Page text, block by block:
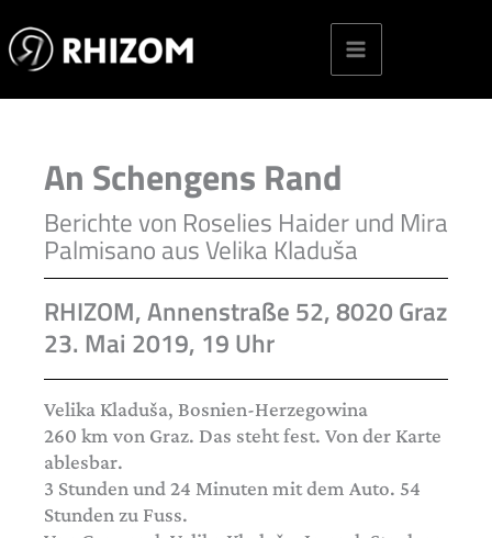
to
content
An Schengens Rand
Berichte von Roselies ­Haider und Mira
Palmisano aus Velika Kladuša
RHIZOM, Annenstraße 52, 8020 Graz
23. Mai 2019, 19 Uhr
Velika Kladuša, Bosnien-Herzegowina
260 km von Graz. Das steht fest. Von der Karte
ablesbar.
3 Stunden und 24 Minuten mit dem Auto. 54
Stunden zu Fuss.